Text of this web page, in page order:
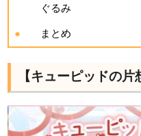
ぐるみ
まとめ
【キューピッドの